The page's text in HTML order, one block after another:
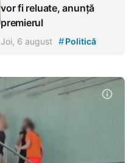
vor fi reluate, anunță
premierul
Joi, 6 august #Politică